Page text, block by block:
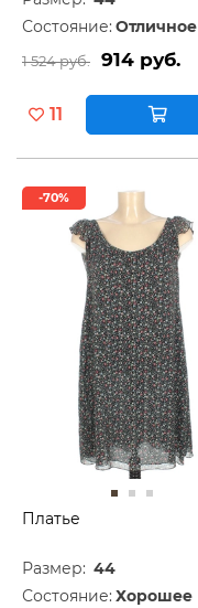
Состояние: Отличное
1 524 руб. 914 руб.
11
-70%
Платье
Размер: 44
Состояние: Хорошее